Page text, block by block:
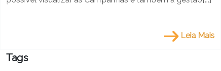
Leia Mais
Tags